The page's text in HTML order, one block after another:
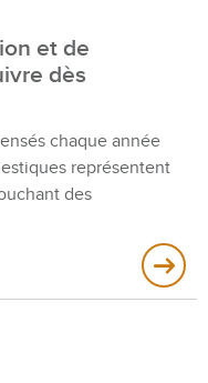
et de
dès
chaque année
représentent
des